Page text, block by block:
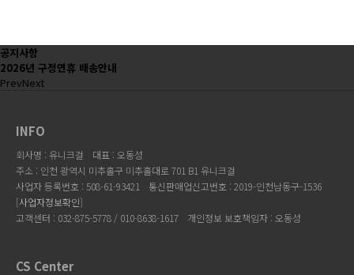
공지사항
2026년 구정연휴 배송안내
PrevNext
INFO
회사명 : 유니크걸
대표 : 오동성
주소 : 인천 광역시 미추홀구 미추홀대로 701 B1 유니크걸
사업자 등록번호 : 508-61-93421
통신판매업신고번호 : 2019-인천남동구-1536
[사업자정보확인]
고객센터 : 032-875-5778 / 010-8638-1617
개인정보 보호책임자 : 오동성
CS Center